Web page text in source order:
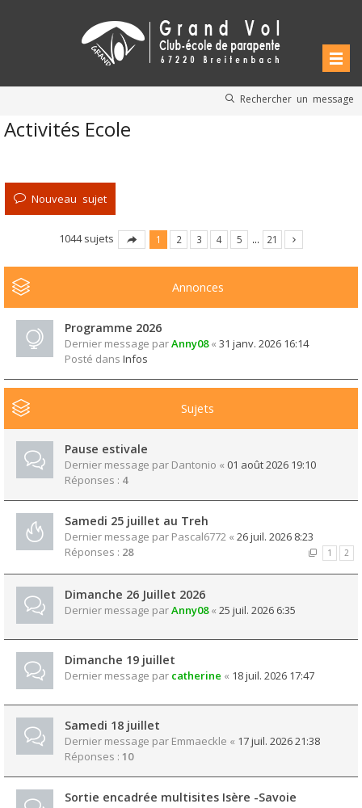
Rechercher un message
Activités Ecole
Nouveau sujet
1044 sujets 1 2 3 4 5 … 21
Annonces
Programme 2026
Dernier message parAnny08« 31 janv. 2026 16:14
Posté dans Infos
Sujets
Pause estivale
Dernier message par Dantonio « 01 août 2026 19:10
Réponses : 4
Samedi 25 juillet au Treh
Dernier message par Pascal6772 « 26 juil. 2026 8:23
Réponses : 28 1 2
Dimanche 26 Juillet 2026
Dernier message parAnny08« 25 juil. 2026 6:35
Dimanche 19 juillet
Dernier message par catherine « 18 juil. 2026 17:47
Samedi 18 juillet
Dernier message par Emmaeckle « 17 juil. 2026 21:38
Réponses : 10
Sortie encadrée multisites Isère -Savoie